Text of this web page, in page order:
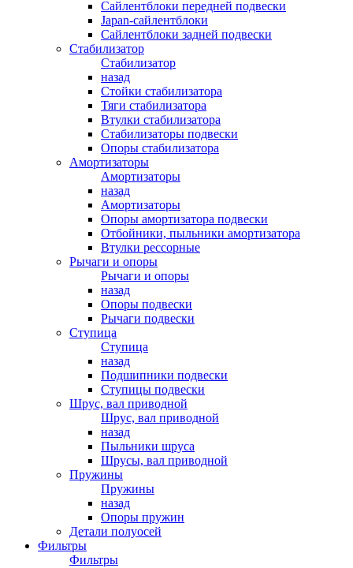
Сайлентблоки передней подвески
Japan-сайлентблоки
Сайлентблоки задней подвески
Стабилизатор
Стабилизатор
назад
Стойки стабилизатора
Тяги стабилизатора
Втулки стабилизатора
Стабилизаторы подвески
Опоры стабилизатора
Амортизаторы
Амортизаторы
назад
Амортизаторы
Опоры амортизатора подвески
Отбойники, пыльники амортизатора
Втулки рессорные
Рычаги и опоры
Рычаги и опоры
назад
Опоры подвески
Рычаги подвески
Ступица
Ступица
назад
Подшипники подвески
Ступицы подвески
Шрус, вал приводной
Шрус, вал приводной
назад
Пыльники шруса
Шрусы, вал приводной
Пружины
Пружины
назад
Опоры пружин
Детали полуосей
Фильтры
Фильтры